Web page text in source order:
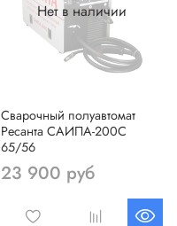
Нет в наличии
Сварочный полуавтомат
Ресанта САИПА-200С
65/56
23 900 руб